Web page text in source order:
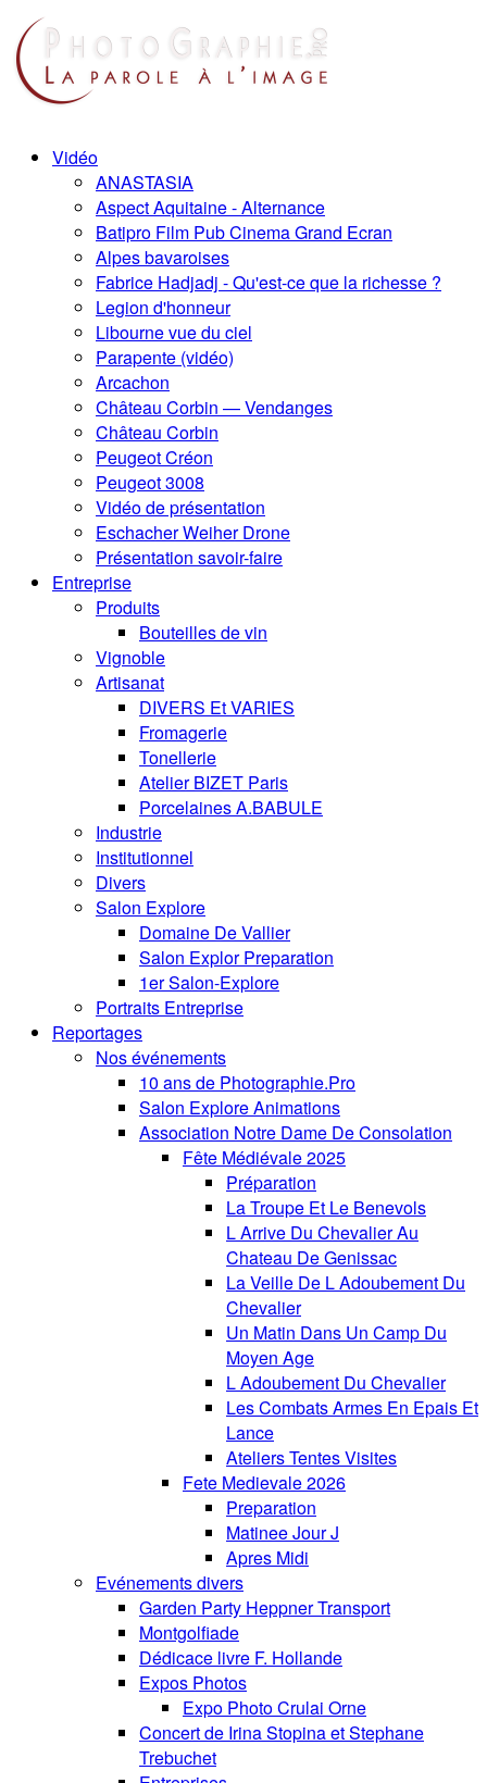
Vidéo
ANASTASIA
Aspect Aquitaine - Alternance
Batipro Film Pub Cinema Grand Ecran
Alpes bavaroises
Fabrice Hadjadj - Qu'est-ce que la richesse ?
Legion d'honneur
Libourne vue du ciel
Parapente (vidéo)
Arcachon
Château Corbin — Vendanges
Château Corbin
Peugeot Créon
Peugeot 3008
Vidéo de présentation
Eschacher Weiher Drone
Présentation savoir-faire
Entreprise
Produits
Bouteilles de vin
Vignoble
Artisanat
DIVERS Et VARIES
Fromagerie
Tonellerie
Atelier BIZET Paris
Porcelaines A.BABULE
Industrie
Institutionnel
Divers
Salon Explore
Domaine De Vallier
Salon Explor Preparation
1er Salon-Explore
Portraits Entreprise
Reportages
Nos événements
10 ans de Photographie.Pro
Salon Explore Animations
Association Notre Dame De Consolation
Fête Médiévale 2025
Préparation
La Troupe Et Le Benevols
L Arrive Du Chevalier Au
Chateau De Genissac
La Veille De L Adoubement Du
Chevalier
Un Matin Dans Un Camp Du
Moyen Age
L Adoubement Du Chevalier
Les Combats Armes En Epais Et
Lance
Ateliers Tentes Visites
Fete Medievale 2026
Preparation
Matinee Jour J
Apres Midi
Evénements divers
Garden Party Heppner Transport
Montgolfiade
Dédicace livre F. Hollande
Expos Photos
Expo Photo Crulai Orne
Concert de Irina Stopina et Stephane
Trebuchet